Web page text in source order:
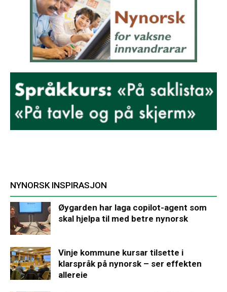
NYNORSK INSPIRASJON
Øygarden har laga copilot-agent som
skal hjelpa til med betre nynorsk
Vinje kommune kursar tilsette i
klarspråk på nynorsk – ser effekten
allereie